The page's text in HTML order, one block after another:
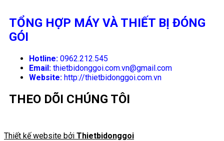
TỔNG HỢP MÁY VÀ THIẾT BỊ ĐÓNG
GÓI
Hotline: 0962.212.545
Email: thietbidonggoi.com.vn@gmail.com
Website: http://thietbidonggoi.com.vn
THEO DÕI CHÚNG TÔI
Thiết kế website bởi Thietbidonggoi